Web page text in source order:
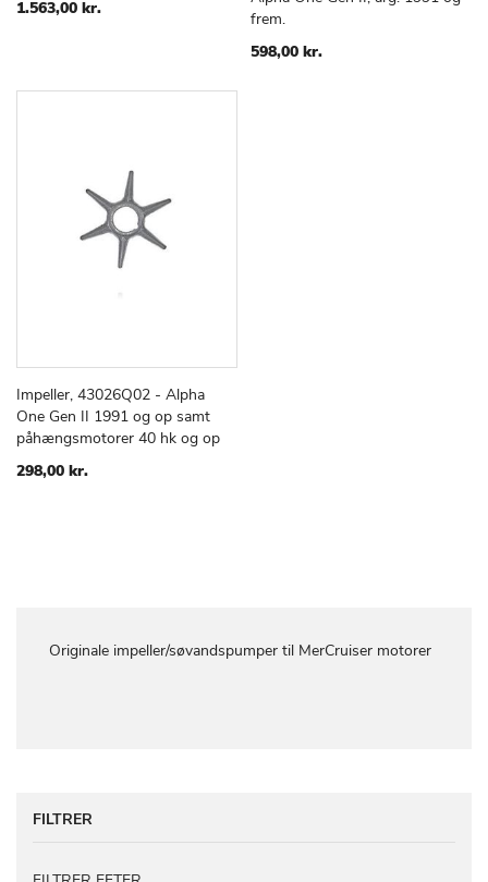
Originale impeller/søvandspumper til MerCruiser motorer
1.563,00 kr.
ØNSKE
frem.
598,00 kr.
Læg i kurv
TILFØJ
TIL
ØNSKE
SAMMENLIGN
Impeller, 43026Q02 - Alpha
One Gen II 1991 og op samt
påhængsmotorer 40 hk og op
298,00 kr.
FILTRER